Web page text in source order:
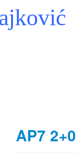
AP7 2+0